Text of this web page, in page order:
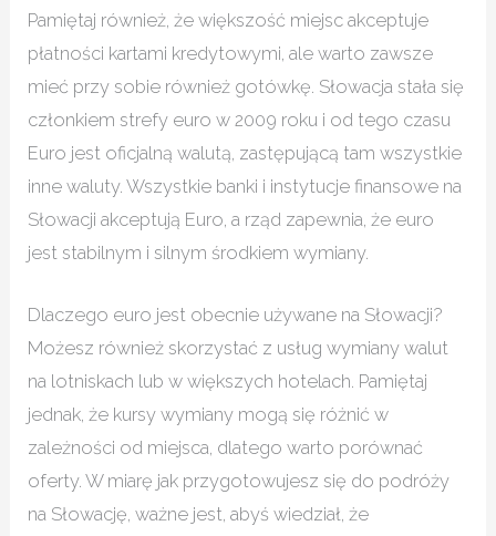
Pamiętaj również, że większość miejsc akceptuje
płatności kartami kredytowymi, ale warto zawsze
mieć przy sobie również gotówkę. Słowacja stała się
członkiem strefy euro w 2009 roku i od tego czasu
Euro jest oficjalną walutą, zastępującą tam wszystkie
inne waluty. Wszystkie banki i instytucje finansowe na
Słowacji akceptują Euro, a rząd zapewnia, że euro
jest stabilnym i silnym środkiem wymiany.
Dlaczego euro jest obecnie używane na Słowacji?
Możesz również skorzystać z usług wymiany walut
na lotniskach lub w większych hotelach. Pamiętaj
jednak, że kursy wymiany mogą się różnić w
zależności od miejsca, dlatego warto porównać
oferty. W miarę jak przygotowujesz się do podróży
na Słowację, ważne jest, abyś wiedział, że